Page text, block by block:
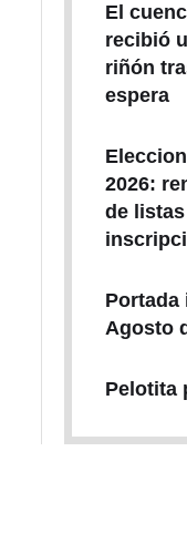
El
recibió
riñón
espera
2026:
de
Portada
Agosto
Pelotita